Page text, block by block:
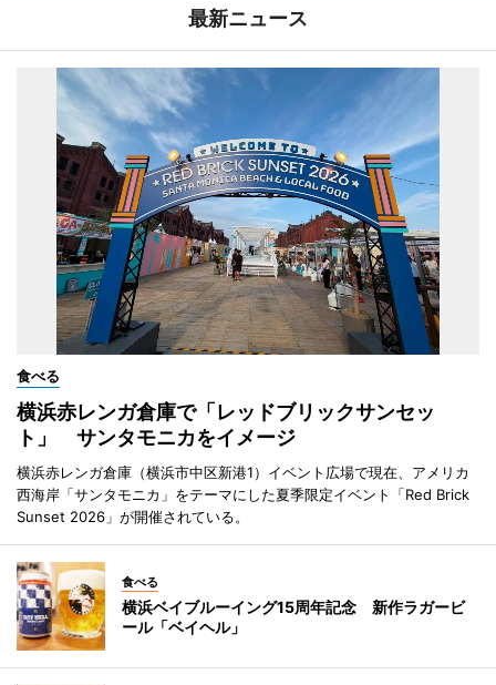
最新ニュース
食べる
横浜赤レンガ倉庫で「レッドブリックサンセッ
ト」 サンタモニカをイメージ
横浜赤レンガ倉庫（横浜市中区新港1）イベント広場で現在、アメリカ
西海岸「サンタモニカ」をテーマにした夏季限定イベント「Red Brick
Sunset 2026」が開催されている。
食べる
横浜ベイブルーイング15周年記念 新作ラガービ
ール「ベイヘル」